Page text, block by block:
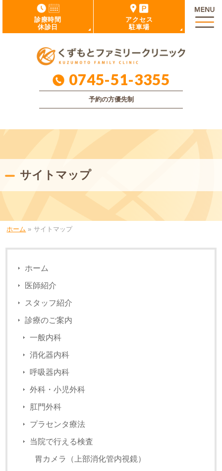
0745-51-3355
予約の方優先制
診療時間
休診日
アクセス
駐車場
サイトマップ
ホーム » サイトマップ
ホーム
医師紹介
スタッフ紹介
診療のご案内
一般内科
消化器内科
呼吸器内科
外科・小児外科
肛門外科
プラセンタ療法
当院で行える検査
胃カメラ（上部消化管内視鏡）